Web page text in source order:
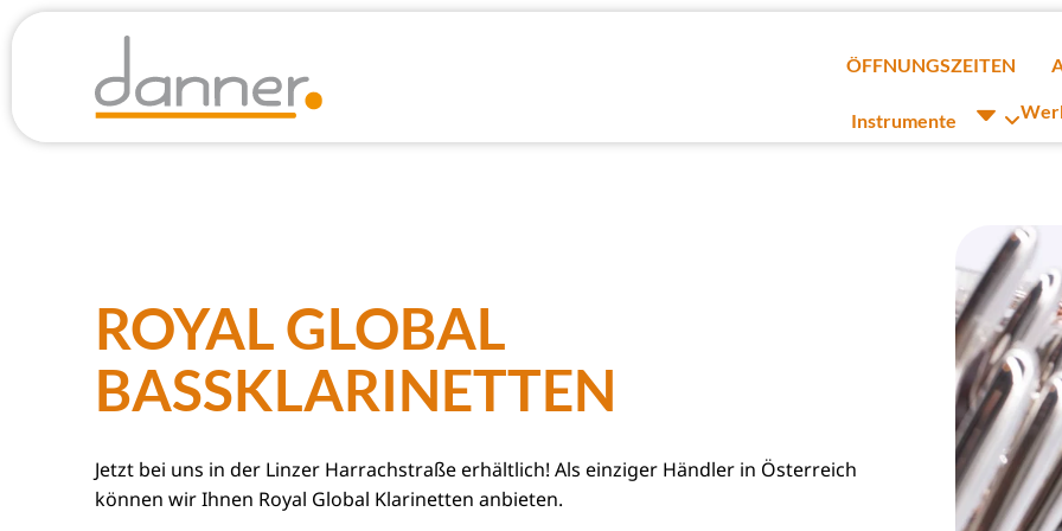
ÖFFNUNGSZEITEN
Instrumente 
ROYAL GLOBAL
BASSKLARINETTEN
Jetzt bei uns in der Linzer Harrachstraße erhältlich! Als einziger Händler in Österreich
können wir Ihnen Royal Global Klarinetten anbieten.